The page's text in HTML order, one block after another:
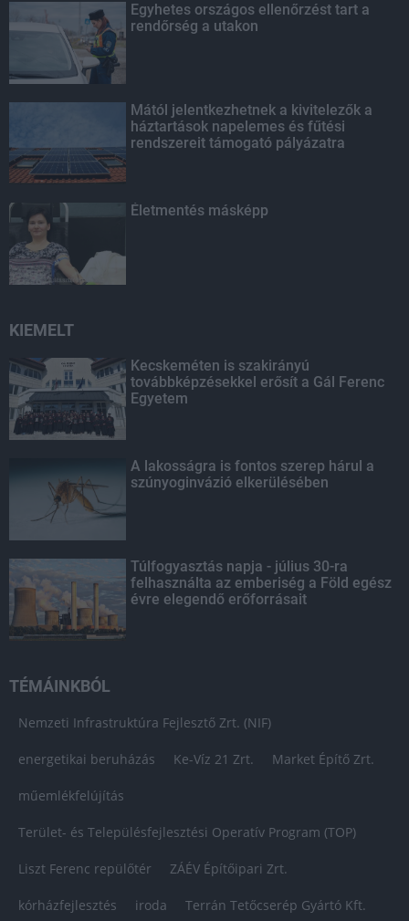
Egyhetes országos ellenőrzést tart a
rendőrség a utakon
Mától jelentkezhetnek a kivitelezők a
háztartások napelemes és fűtési
rendszereit támogató pályázatra
Életmentés másképp
KIEMELT
Kecskeméten is szakirányú
továbbképzésekkel erősít a Gál Ferenc
Egyetem
A lakosságra is fontos szerep hárul a
szúnyoginvázió elkerülésében
Túlfogyasztás napja - július 30-ra
felhasználta az emberiség a Föld egész
évre elegendő erőforrásait
TÉMÁINKBÓL
Nemzeti Infrastruktúra Fejlesztő Zrt. (NIF)
energetikai beruházás Ke-Víz 21 Zrt. Market Építő Zrt.
műemlékfelújítás
Terület- és Településfejlesztési Operatív Program (TOP)
Liszt Ferenc repülőtér ZÁÉV Építőipari Zrt.
kórházfejlesztés iroda Terrán Tetőcserép Gyártó Kft.